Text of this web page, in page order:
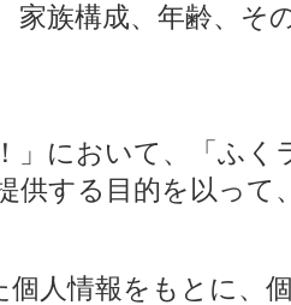
家族構成、年齢、そ
」において、「ふ
供する目的を以って
個人情報をもとに、